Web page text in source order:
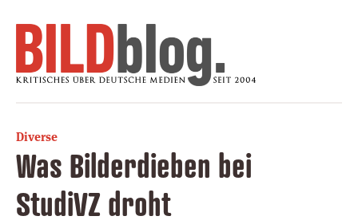
Diverse
Was Bilderdieben bei
StudiVZ droht